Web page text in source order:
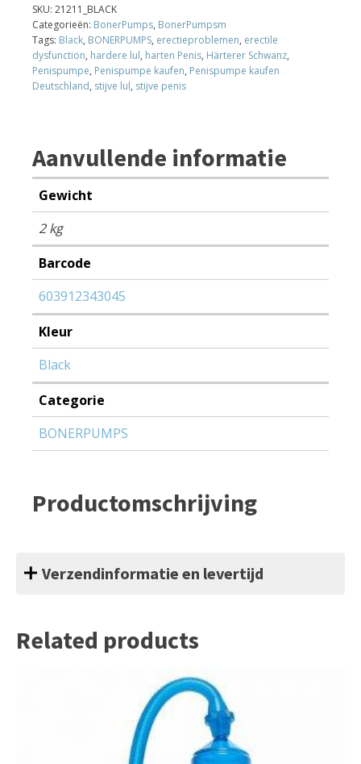
aantal
SKU: 21211_BLACK
Categorieën: BonerPumps, BonerPumpsm
Tags: Black, BONERPUMPS, erectieproblemen, erectile
dysfunction, hardere lul, harten Penis, Härterer Schwanz,
Penispumpe, Penispumpe kaufen, Penispumpe kaufen
Deutschland, stijve lul, stijve penis
Aanvullende informatie
Gewicht
2 kg
Barcode
603912343045
Kleur
Black
Categorie
BONERPUMPS
Productomschrijving
Verzendinformatie en levertijd
Related products